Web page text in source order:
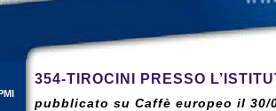
354-TIROCINI PRESSO
pubblicato su Caffè europeo il 30/